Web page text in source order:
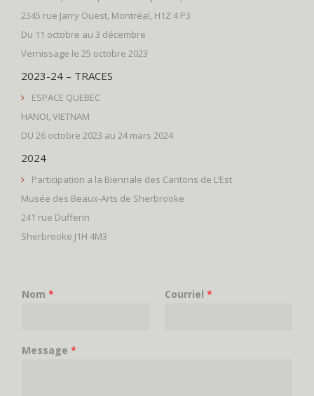
2345 rue Jarry Ouest, Montréal, H1Z 4 P3
Du 11 octobre au 3 décembre
Vernissage le 25 octobre 2023
2023-24 – TRACES
ESPACE QUEBEC
HANOI, VIETNAM
DU 26 octobre 2023 au 24 mars 2024
2024
Participation a la Biennale des Cantons de L’Est
Musée des Beaux-Arts de Sherbrooke
241 rue Dufferin
Sherbrooke J1H 4M3
Nom * Courriel *
Message *